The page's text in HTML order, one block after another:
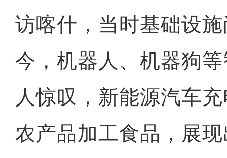
访喀什，当时基础设
今，机器人、机器狗
人惊叹，新能源汽车
农产品加工食品，展